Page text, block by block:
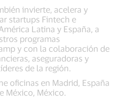
invierte, acelera y
startups Fintech e
Latina y España, a
programas
y con la colaboración de
aseguradoras y
de la región.
oficinas en Madrid, España
México, México.